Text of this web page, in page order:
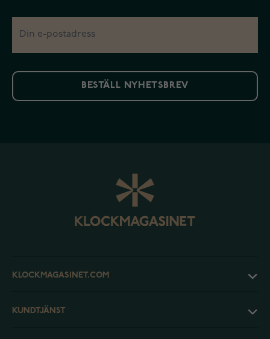
BESTÄLL NYHETSBREV
KLOCKMAGASINET.COM
KUNDTJÄNST